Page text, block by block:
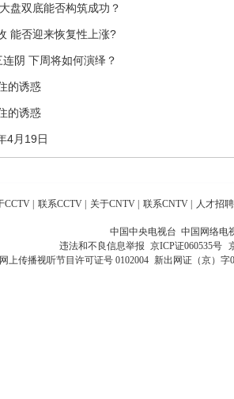
盘双底能否构筑成功？
能否迎来恢复性上涨?
阴 下周将如何演绎？
的诱惑
的诱惑
4月19日
CCTV | 联系CCTV | 关于CNTV | 联系CNTV | 人才招聘
中国中央电视台 中国网络电
违法和不良信息举报 京ICP证060535号
网上传播视听节目许可证号 0102004 新出网证（京）